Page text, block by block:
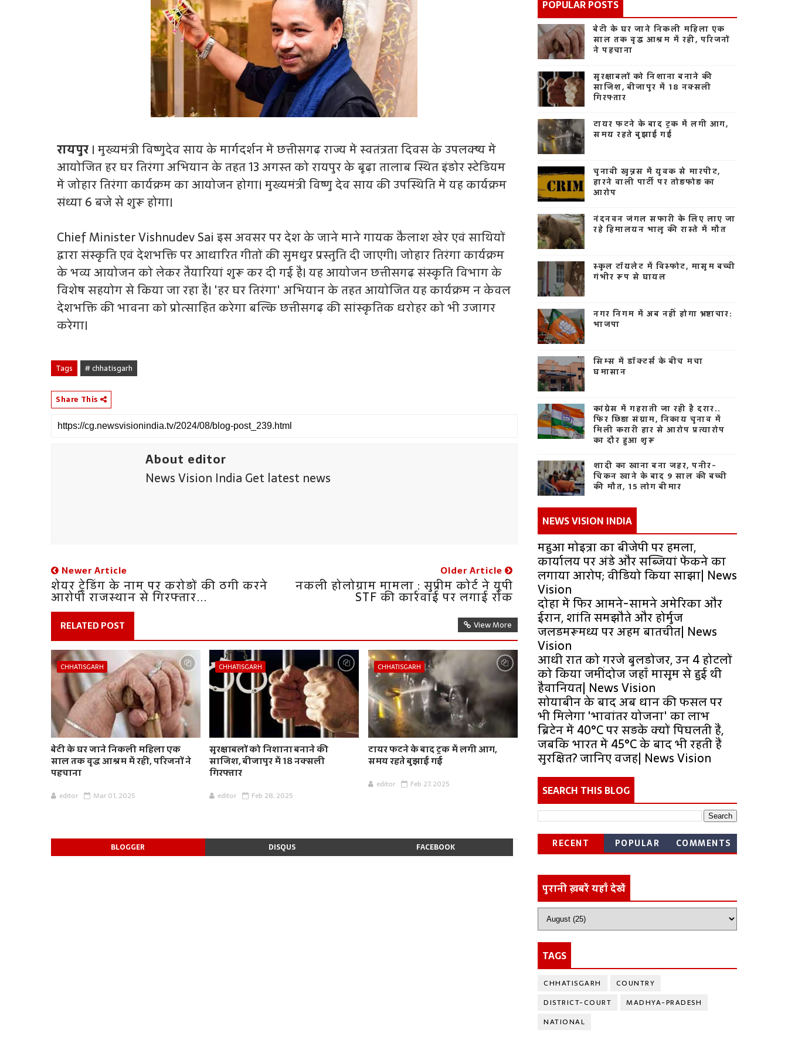
रायपुर । मुख्यमंत्री विष्णुदेव साय के मार्गदर्शन में छत्तीसगढ़ राज्य में स्वतंत्रता दिवस के उपलक्ष्य में
आयोजित हर घर तिरंगा अभियान के तहत 13 अगस्त को रायपुर के बूढ़ा तालाब स्थित इंडोर स्टेडियम
में जोहार तिरंगा कार्यक्रम का आयोजन होगा। मुख्यमंत्री विष्णु देव साय की उपस्थिति में यह कार्यक्रम
संध्या 6 बजे से शुरू होगा।
Chief Minister Vishnudev Sai इस अवसर पर देश के जाने माने गायक कैलाश खेर एवं साथियों
द्वारा संस्कृति एवं देशभक्ति पर आधारित गीतों की सुमधुर प्रस्तुति दी जाएगी। जोहार तिरंगा कार्यक्रम
के भव्य आयोजन को लेकर तैयारियां शुरू कर दी गई है। यह आयोजन छत्तीसगढ़ संस्कृति विभाग के
विशेष सहयोग से किया जा रहा है। 'हर घर तिरंगा' अभियान के तहत आयोजित यह कार्यक्रम न केवल
देशभक्ति की भावना को प्रोत्साहित करेगा बल्कि छत्तीसगढ़ की सांस्कृतिक धरोहर को भी उजागर
करेगा।
Tags # chhatisgarh
Share This
About editor
News Vision India Get latest news
Newer Article
शेयर ट्रेडिंग के नाम पर करोड़ों की ठगी करने
आरोपी राजस्थान से गिरफ्तार...
Older Article
नकली होलोग्राम मामला : सुप्रीम कोर्ट ने यूपी
STF की कार्रवाई पर लगाई रोक
RELATED POST View More
CHHATISGARH
बेटी के घर जाने निकली महिला एक
साल तक वृद्ध आश्रम में रही, परिजनों ने
पहचाना
editor Mar 01, 2025
CHHATISGARH
सुरक्षाबलों को निशाना बनाने की
साजिश, बीजापुर में 18 नक्सली
गिरफ्तार
editor Feb 28, 2025
CHHATISGARH
टायर फटने के बाद ट्रक में लगी आग,
समय रहते बुझाई गई
editor Feb 27, 2025
BLOGGER DISQUS FACEBOOK
POPULAR POSTS
बेटी के घर जाने निकली महिला एक
साल तक वृद्ध आश्रम में रही, परिजनों
ने पहचाना
सुरक्षाबलों को निशाना बनाने की
साजिश, बीजापुर में 18 नक्सली
गिरफ्तार
टायर फटने के बाद ट्रक में लगी आग,
समय रहते बुझाई गई
चुनावी खुन्नस में युवक से मारपीट,
हारने वाली पार्टी पर तोड़फोड़ का
आरोप
नंदनवन जंगल सफारी के लिए लाए जा
रहे हिमालयन भालू की रास्ते में मौत
स्कूल टॉयलेट में विस्फोट, मासूम बच्ची
गंभीर रूप से घायल
नगर निगम में अब नहीं होगा भ्रष्टाचार:
भाजपा
सिम्स में डॉक्टर्स के बीच मचा
घमासान
कांग्रेस में गहराती जा रही है दरार..
फिर छिड़ा संग्राम, निकाय चुनाव में
मिली करारी हार से आरोप प्रत्यारोप
का दौर हुआ शुरू
शादी का खाना बना जहर, पनीर-
चिकन खाने के बाद 9 साल की बच्ची
की मौत, 15 लोग बीमार
NEWS VISION INDIA
महुआ मोइत्रा का बीजेपी पर हमला,
कार्यालय पर अंडे और सब्जियां फेंकने का
लगाया आरोप; वीडियो किया साझा| News
Vision
दोहा में फिर आमने-सामने अमेरिका और
ईरान, शांति समझौते और होर्मुज
जलडमरूमध्य पर अहम बातचीत| News
Vision
आधी रात को गरजे बुलडोजर, उन 4 होटलों
को किया जमींदोज जहाँ मासूम से हुई थी
हैवानियत| News Vision
सोयाबीन के बाद अब धान की फसल पर
भी मिलेगा 'भावांतर योजना' का लाभ
ब्रिटेन में 40°C पर सड़कें क्यों पिघलती हैं,
जबकि भारत में 45°C के बाद भी रहती हैं
सुरक्षित? जानिए वजह| News Vision
SEARCH THIS BLOG
RECENT POPULAR COMMENTS
पुरानी ख़बरें यहाँ देखें
TAGS
CHHATISGARH
COUNTRY
DISTRICT-COURT
MADHYA-PRADESH
NATIONAL